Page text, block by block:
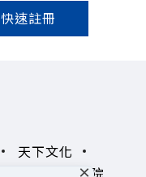
快速註冊
天下文化
領導影響力學院
×